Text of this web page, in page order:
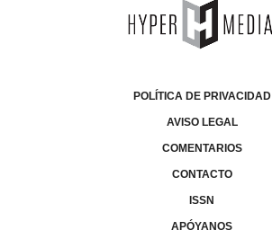
POLÍTICA DE PRIVACIDAD
AVISO LEGAL
COMENTARIOS
CONTACTO
ISSN
APÓYANOS